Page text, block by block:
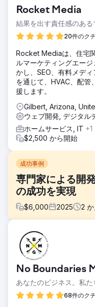
Rocket Media
結果を出す責任感のあ
20件のク
Rocket Mediaは、住宅
ルマーケティングエー
かし、SEO、有料メデ
を通じて、HVAC、配管
援します。
Gilbert, Arizona,
ウェブ開発, デジタル
ホームサービス, IT +1
$2,500 から開始
成功事例
専門家による開
の成功を実現
$6,000 2025 2
課題
インディー ゲーム スタ
なバグ問題の解決、主
で困難に直面しました。
私たちは、ゲームの仕組
修正し、メニューを構築
No Boundaries
あなたのビジネス。私た
68件のク